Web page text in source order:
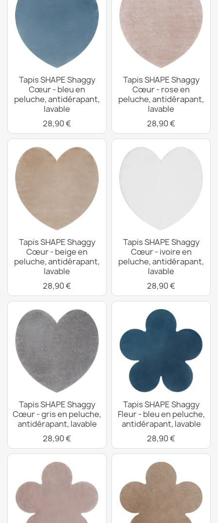
Tapis SHAPE Shaggy
Cœur - bleu en
peluche, antidérapant,
lavable
28,90 €
Tapis SHAPE Shaggy
Cœur - rose en
peluche, antidérapant,
lavable
28,90 €
Tapis SHAPE Shaggy
Cœur - beige en
peluche, antidérapant,
lavable
28,90 €
Tapis SHAPE Shaggy
Cœur - ivoire en
peluche, antidérapant,
lavable
28,90 €
Tapis SHAPE Shaggy
Cœur - gris en peluche,
antidérapant, lavable
28,90 €
Tapis SHAPE Shaggy
Fleur - bleu en peluche,
antidérapant, lavable
28,90 €